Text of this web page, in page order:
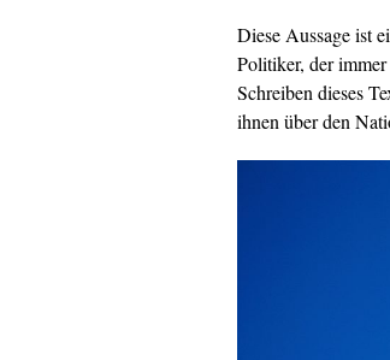
Diese Aussage ist
Politiker, der
Schreiben dieses
ihnen über den